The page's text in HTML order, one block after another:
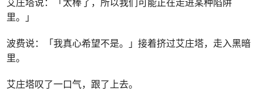
里。」
波费说：「我真心希望不是。」接着挤过艾庄塔，走入黑暗
里。
艾庄塔叹了一口气，跟了上去。